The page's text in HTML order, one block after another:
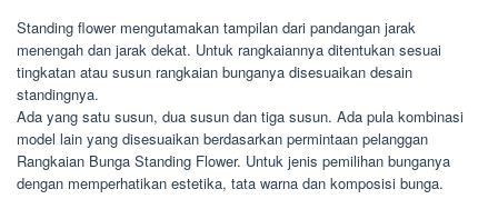
Standing flower mengutamakan tampilan dari pandangan jarak
menengah dan jarak dekat. Untuk rangkaiannya ditentukan sesuai
tingkatan atau susun rangkaian bunganya disesuaikan desain
standingnya.
Ada yang satu susun, dua susun dan tiga susun. Ada pula kombinasi
model lain yang disesuaikan berdasarkan permintaan pelanggan
Rangkaian Bunga Standing Flower. Untuk jenis pemilihan bunganya
dengan memperhatikan estetika, tata warna dan komposisi bunga.